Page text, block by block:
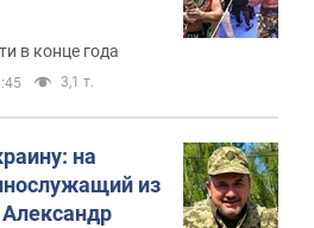
в конце года
3,1 т.
на
из